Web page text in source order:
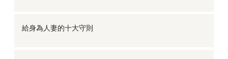
給身為人妻的十大守則